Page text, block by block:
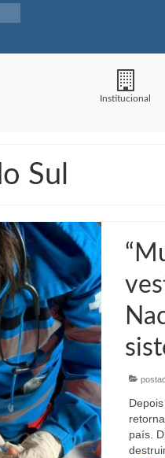
Institucional
Sul
país.